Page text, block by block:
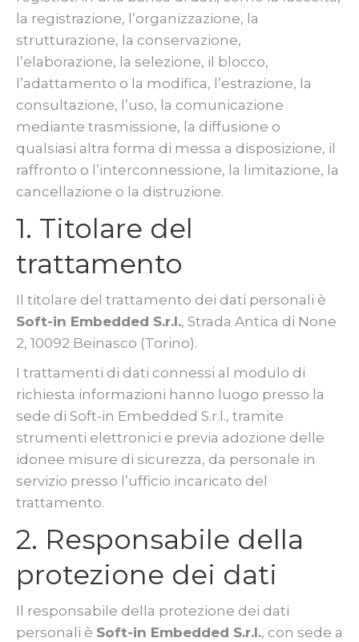
la registrazione, l’organizzazione, la
strutturazione, la conservazione,
l’elaborazione, la selezione, il blocco,
l’adattamento o la modifica, l’estrazione, la
consultazione, l’uso, la comunicazione
mediante trasmissione, la diffusione o
qualsiasi altra forma di messa a disposizione, il
raffronto o l’interconnessione, la limitazione, la
cancellazione o la distruzione.
1. Titolare del
trattamento
Il titolare del trattamento dei dati personali è
Soft-in Embedded S.r.l., Strada Antica di None
2, 10092 Beinasco (Torino).
I trattamenti di dati connessi al modulo di
richiesta informazioni hanno luogo presso la
sede di Soft-in Embedded S.r.l., tramite
strumenti elettronici e previa adozione delle
idonee misure di sicurezza, da personale in
servizio presso l’ufficio incaricato del
trattamento.
2. Responsabile della
protezione dei dati
Il responsabile della protezione dei dati
personali è Soft-in Embedded S.r.l., con sede a